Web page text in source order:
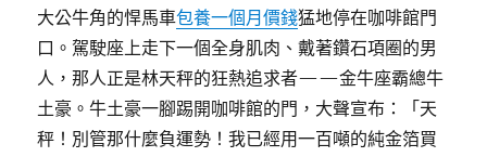
大公牛角的悍馬車包養一個月價錢猛地停在咖啡館門
口。駕駛座上走下一個全身肌肉、戴著鑽石項圈的男
人，那人正是林天秤的狂熱追求者——金牛座霸總牛
土豪。牛土豪一腳踢開咖啡館的門，大聲宣布：「天
秤！別管那什麼負運勢！我已經用一百噸的純金箔買